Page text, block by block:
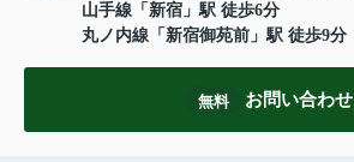
山手線 「 新宿 」駅 徒歩6分
丸ノ内線 「 新宿御苑前 」駅 徒歩9分
無料 お問い合わせ